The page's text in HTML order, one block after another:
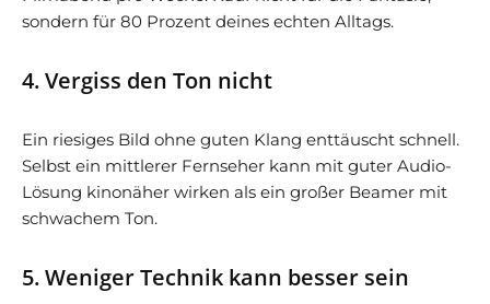
sondern für 80 Prozent deines echten Alltags.
4. Vergiss den Ton nicht
Ein riesiges Bild ohne guten Klang enttäuscht schnell.
Selbst ein mittlerer Fernseher kann mit guter Audio-
Lösung kinonäher wirken als ein großer Beamer mit
schwachem Ton.
5. Weniger Technik kann besser sein